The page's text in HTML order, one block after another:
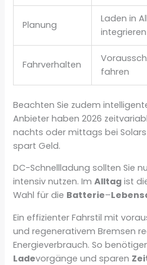
Planung
Laden in
integrieren
Fahrverhalten
fahren
Beachten Sie zudem
Anbieter haben 2026
nachts oder mittags bei
spart Geld.
DC-Schnellladung sollten Sie
intensiv nutzen. ImAlltag ist
Wahl für die Batterie–
Ein effizienter Fahrstil mit
und regenerativem Bremsen
Energieverbrauch. So
Ladevorgänge und sparen